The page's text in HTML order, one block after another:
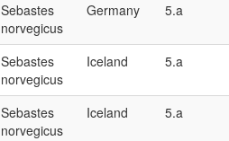
Sebastes
norvegicus
Germany 5.a
Sebastes
norvegicus
Iceland 5.a
Sebastes
norvegicus
Iceland 5.a